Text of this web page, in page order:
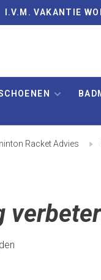
I.V.M. VAKANTIE
Racket Advies